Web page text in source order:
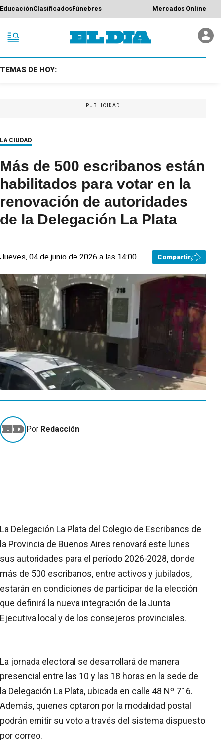
EducaciónClasificadosFúnebres Mercados Online
TEMAS DE HOY:
PUBLICIDAD
LA CIUDAD
Más de 500 escribanos están
habilitados para votar en la
renovación de autoridades
de la Delegación La Plata
Jueves, 04 de junio de 2026 a las 14:00 Compartir
Por Redacción
La Delegación La Plata del Colegio de Escribanos de
la Provincia de Buenos Aires renovará este lunes
sus autoridades para el período 2026-2028, donde
más de 500 escribanos, entre activos y jubilados,
estarán en condiciones de participar de la elección
que definirá la nueva integración de la Junta
Ejecutiva local y de los consejeros provinciales.
La jornada electoral se desarrollará de manera
presencial entre las 10 y las 18 horas en la sede de
la Delegación La Plata, ubicada en calle 48 Nº 716.
Además, quienes optaron por la modalidad postal
podrán emitir su voto a través del sistema dispuesto
por correo.